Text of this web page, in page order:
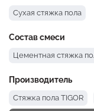
Сухая стяжка пола
Состав смеси
Цементная стяжка
Производитель
Стяжка пола TIGOR